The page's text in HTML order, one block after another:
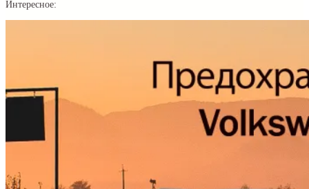
Интересное: